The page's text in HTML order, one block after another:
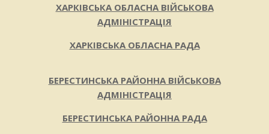
ХАРКІВСЬКА ОБЛАСНА ВІЙСЬКОВА
АДМІНІСТРАЦІЯ
ХАРКІВСЬКА ОБЛАСНА РАДА
БЕРЕСТИНСЬКА РАЙОННА ВІЙСЬКОВА
АДМІНІСТРАЦІЯ
БЕРЕСТИНСЬКА РАЙОННА РАДА